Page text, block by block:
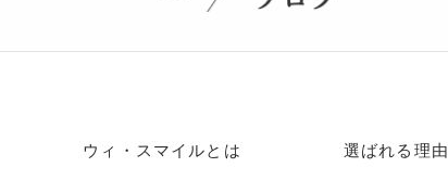
ウィ・スマイルとは 選ばれる理由